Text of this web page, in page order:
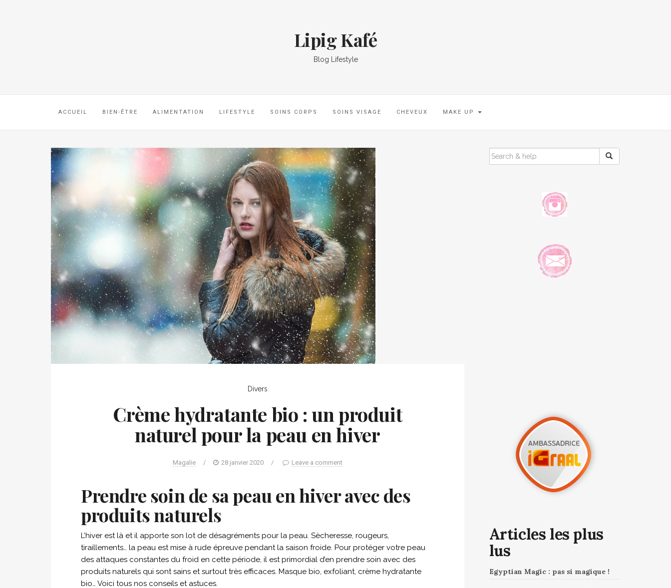
Lipig Kafé
Blog Lifestyle
ACCUEIL BIEN-ÊTRE ALIMENTATION LIFESTYLE SOINS CORPS SOINS VISAGE CHEVEUX MAKE UP
Divers
Crème hydratante bio : un produit
naturel pour la peau en hiver
Magalie / 28 janvier 2020 / Leave a comment
Prendre soin de sa peau en hiver avec des
produits naturels
L’hiver est là et il apporte son lot de désagréments pour la peau. Sècheresse, rougeurs,
tiraillements… la peau est mise à rude épreuve pendant la saison froide. Pour protéger votre peau
des attaques constantes du froid en cette période, il est primordial d’en prendre soin avec des
produits naturels qui sont sains et surtout très efficaces. Masque bio, exfoliant, crème hydratante
bio… Voici tous nos conseils et astuces.
SEARCH
FOR:
Articles les plus
lus
Egyptian Magic : pas si magique !